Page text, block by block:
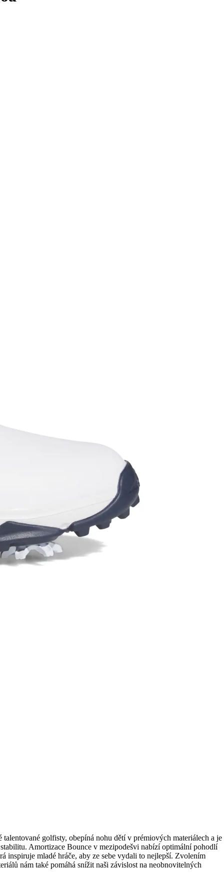
golfisty, obepíná nohu dětí v prémiových materiálech a je
Amortizace Bounce v mezipodešvi nabízí optimální pohodlí
inspiruje mladé hráče, aby ze sebe vydali to nejlepší. Zvolením
nám také pomáhá snížit naši závislost na neobnovitelných